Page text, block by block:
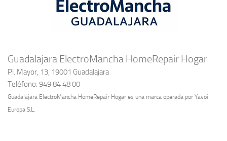
Guadalajara ElectroMancha HomeRepair Hogar
Pl. Mayor, 13, 19001 Guadalajara
Teléfono: 949 84 48 00
Guadalajara ElectroMancha HomeRepair Hogar es una marca operada por Yavoi
Europa S.L.